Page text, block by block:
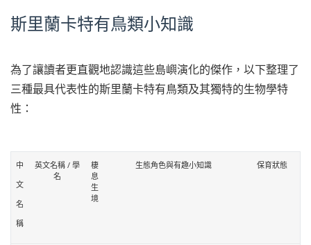
斯里蘭卡特有鳥類小知識
為了讓讀者更直觀地認識這些島嶼演化的傑作，以下整理了
三種最具代表性的斯里蘭卡特有鳥類及其獨特的生物學特
性：
中
文
名
稱
英文名稱 / 學
名
棲
息
生
境
生態角色與有趣小知識 保育狀態